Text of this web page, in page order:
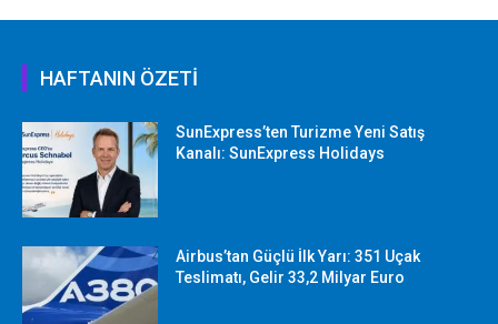
HAFTANIN ÖZETİ
SunExpress’ten Turizme Yeni Satış
Kanalı: SunExpress Holidays
Airbus’tan Güçlü İlk Yarı: 351 Uçak
Teslimatı, Gelir 33,2 Milyar Euro